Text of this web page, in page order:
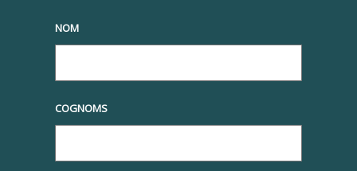
NOM
COGNOMS